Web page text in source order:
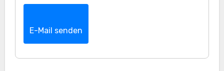
E-Mail senden